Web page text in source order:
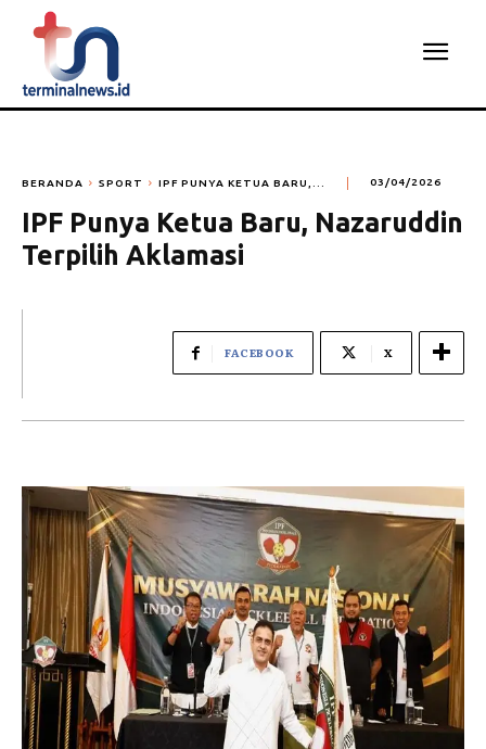
BERANDA SPORT IPF PUNYA KETUA BARU,... 03/04/2026
IPF Punya Ketua Baru, Nazaruddin
Terpilih Aklamasi
FACEBOOK X